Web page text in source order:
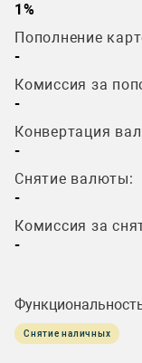
1%
Пополнение
-
Комиссия за
-
Конвертация
-
Снятие валюты:
-
Комиссия за
-
Снятие наличных